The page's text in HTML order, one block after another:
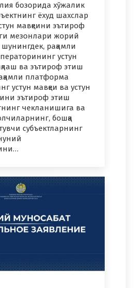
бозорида хўжалик
ёхуд шахслар
мавқеини эътироф
мезонлари жорий
рақамли
устун
ва эътироф этиш
платформа
устун мавқеи ва устун
эътироф этиш
чекланишига ва
бошқа
субъектларнинг